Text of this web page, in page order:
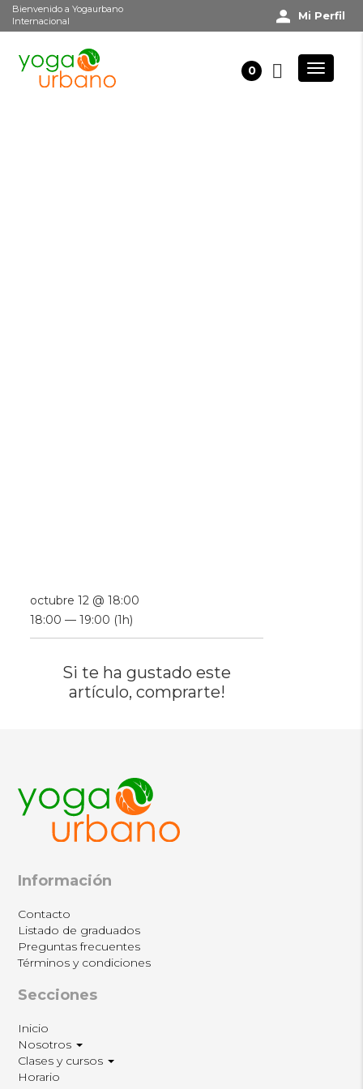
Bienvenido a Yogaurbano
Internacional
Mi Perfil
0
Si te ha gustado este
artículo, comprarte!
octubre 12 @ 18:00
18:00 — 19:00 (1h)
Información
Contacto
Listado de graduados
Preguntas frecuentes
Términos y condiciones
Secciones
Inicio
Nosotros
Clases y cursos
Horario